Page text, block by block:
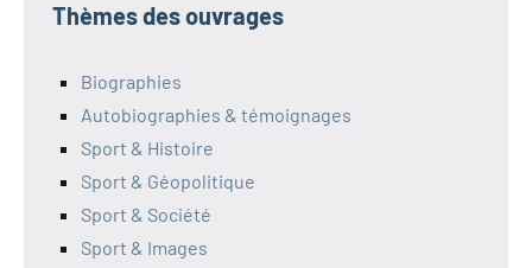
Thèmes des ouvrages
Biographies
Autobiographies & témoignages
Sport & Histoire
Sport & Géopolitique
Sport & Société
Sport & Images